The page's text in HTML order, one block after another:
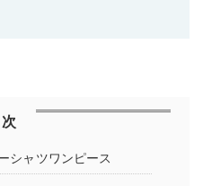
シャツワンピース